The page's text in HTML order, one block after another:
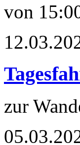
von
zur